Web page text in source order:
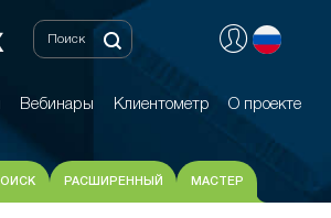
Вебинары Клиентометр О проекте
Вебинары Клиентометр О проекте
РАСШИРЕННЫЙ МАСТЕР